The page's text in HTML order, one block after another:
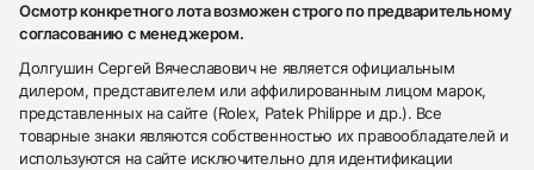
Осмотр конкретного лота возможен строго по предварительному
согласованию с менеджером.
Долгушин Сергей Вячеславович не является официальным
дилером, представителем или аффилированным лицом марок,
представленных на сайте (Rolex, Patek Philippe и др.). Все
товарные знаки являются собственностью их правообладателей и
используются на сайте исключительно для идентификации